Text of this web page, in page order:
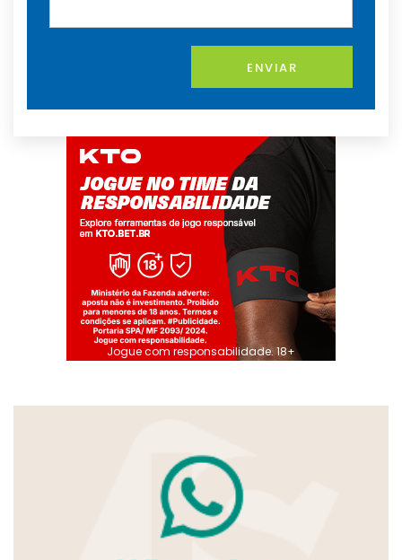
ENVIAR
Jogue com responsabilidade. 18+